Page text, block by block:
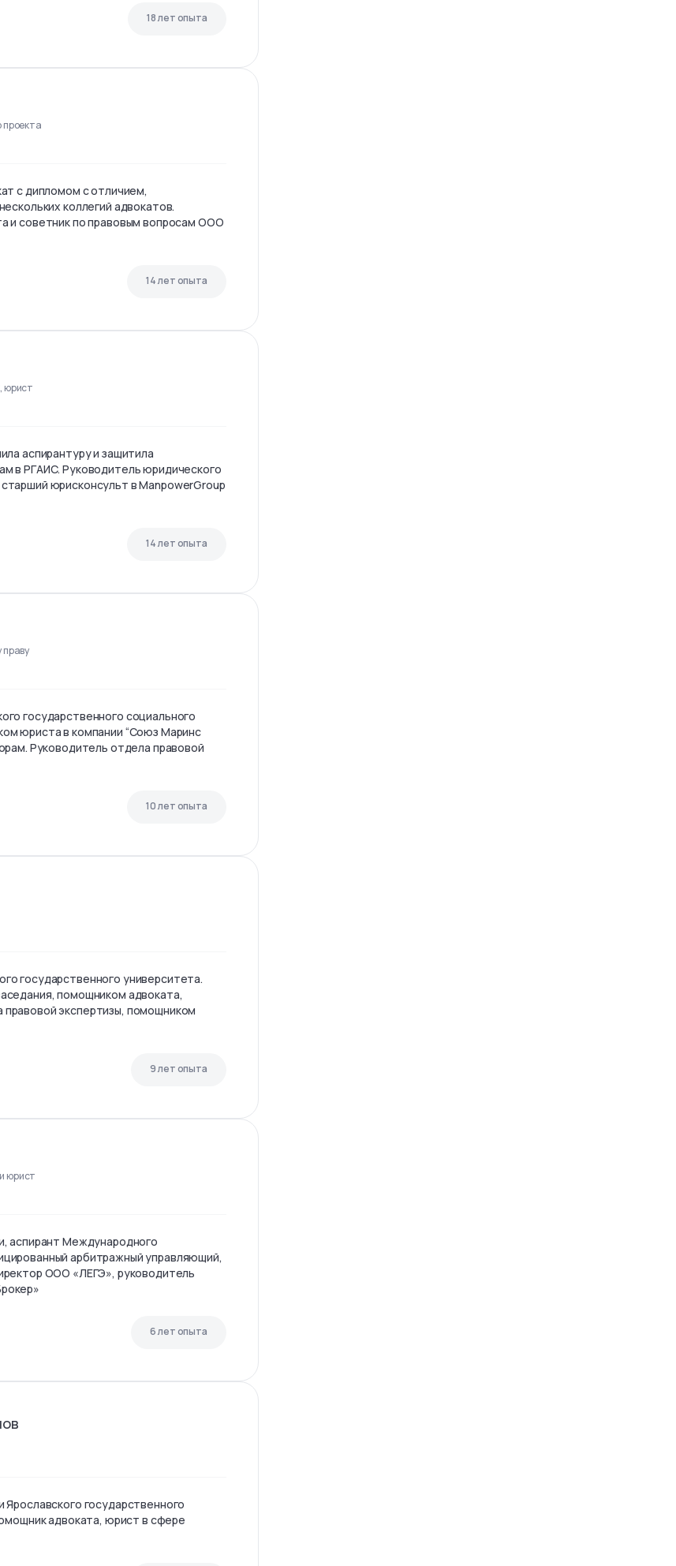
18 лет опыта
с дипломом с отличием,
коллегий адвокатов.
и советник по правовым вопросам ООО
14 лет опыта
юрист
аспирантуру и защитила
в РГАИС. Руководитель юридического
юрисконсульт в ManpowerGroup
14 лет опыта
государственного социального
юриста в компании “Союз Маринс
Руководитель отдела правовой
10 лет опыта
государственного университета.
помощником адвоката,
экспертизы, помощником
9 лет опыта
юрист
аспирант Международного
арбитражный управляющий,
ООО «ЛЕГЭ», руководитель
6 лет опыта
государственного
адвоката, юрист в сфере